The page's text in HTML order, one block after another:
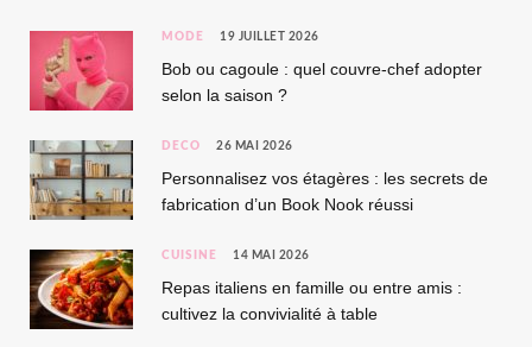
MODE 19 JUILLET 2026
Bob ou cagoule : quel couvre-chef adopter
selon la saison ?
DÉCO 26 MAI 2026
Personnalisez vos étagères : les secrets de
fabrication d’un Book Nook réussi
CUISINE 14 MAI 2026
Repas italiens en famille ou entre amis :
cultivez la convivialité à table